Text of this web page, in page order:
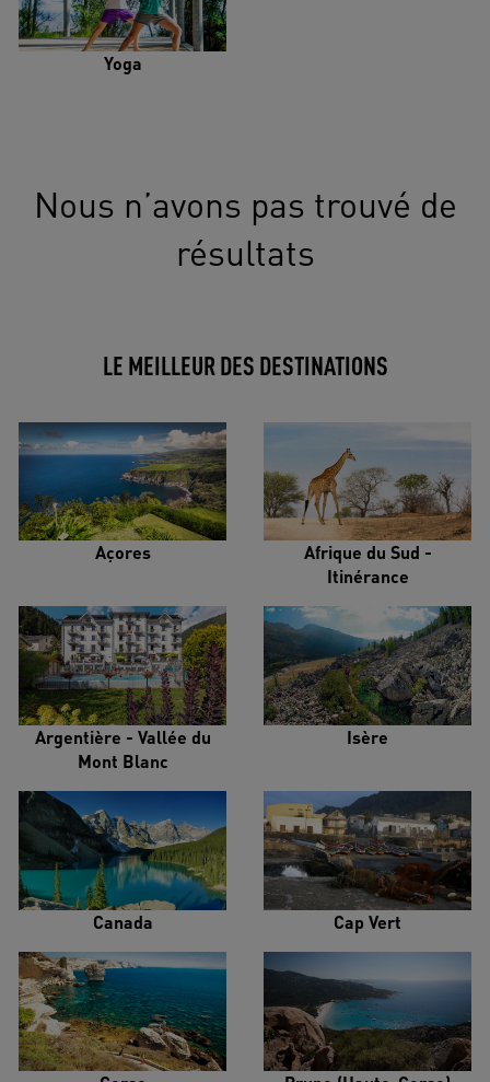
Yoga
Nous n’avons pas trouvé de
résultats
LE MEILLEUR DES DESTINATIONS
Açores
Afrique du Sud -
Itinérance
Argentière - Vallée du
Mont Blanc
Isère
Canada Cap Vert